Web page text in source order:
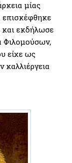
μίας
επισκέφθηκε
εκδήλωσε
Φιλομούσων,
είχε ως